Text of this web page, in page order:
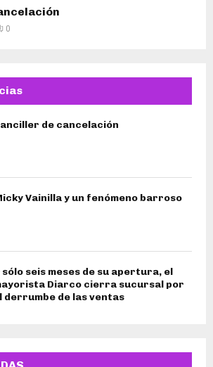
0
de cancelación
Vainilla y un fenómeno barroso
sólo seis meses de su apertura, el
Diarco cierra sucursal por
derrumbe de las ventas